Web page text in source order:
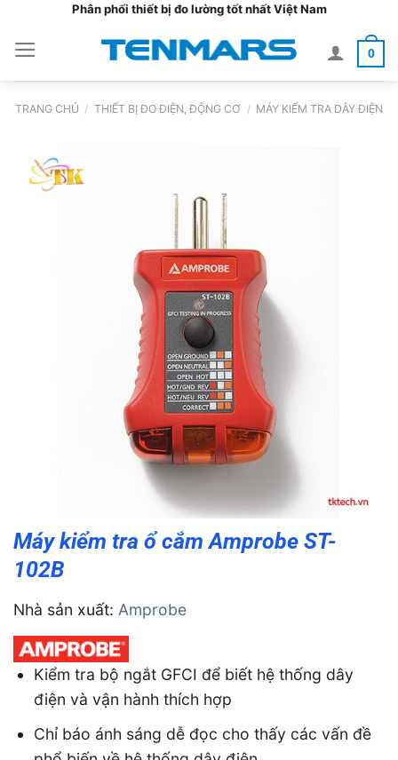
nội
dung
Phân phối thiết bị đo lường tốt nhất Việt Nam
0
TRANG CHỦ / THIẾT BỊ ĐO ĐIỆN, ĐỘNG CƠ / MÁY KIỂM TRA DÂY ĐIỆN
Máy kiểm tra ổ cắm Amprobe ST-
102B
Nhà sản xuất: Amprobe
Kiểm tra bộ ngắt GFCI để biết hệ thống dây
điện và vận hành thích hợp
Chỉ báo ánh sáng dễ đọc cho thấy các vấn đề